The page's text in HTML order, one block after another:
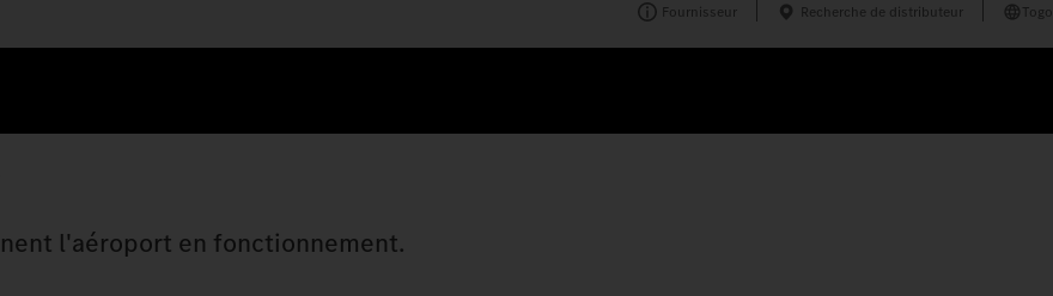
Fournisseur Recherche de distributeur Togo
l'aéroport en fonctionnement.